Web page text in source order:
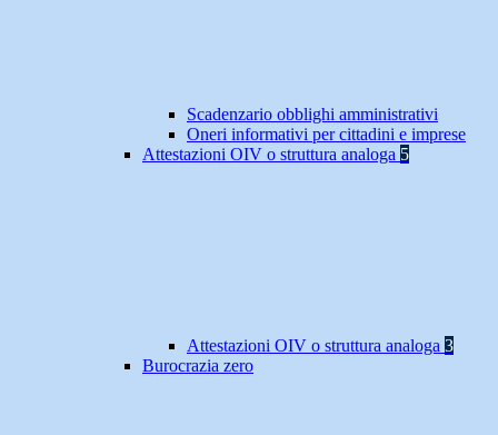
Scadenzario obblighi amministrativi
Oneri informativi per cittadini e imprese
Attestazioni OIV o struttura analoga 5
Attestazioni OIV o struttura analoga 3
Burocrazia zero